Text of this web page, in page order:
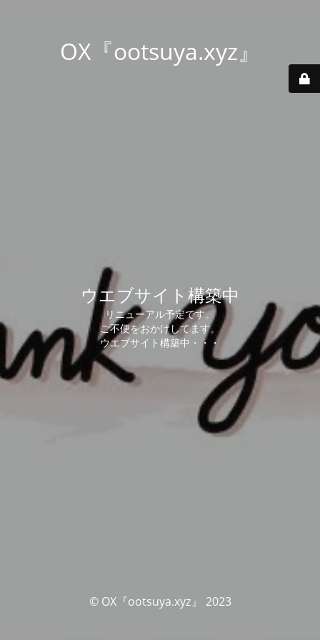
OX『ootsuya.xyz』
ウエブサイト構築中
リニューアル予定です。
ご不便をおかけしてます。
ウエブサイト構築中・・・
© OX『ootsuya.xyz』 2023